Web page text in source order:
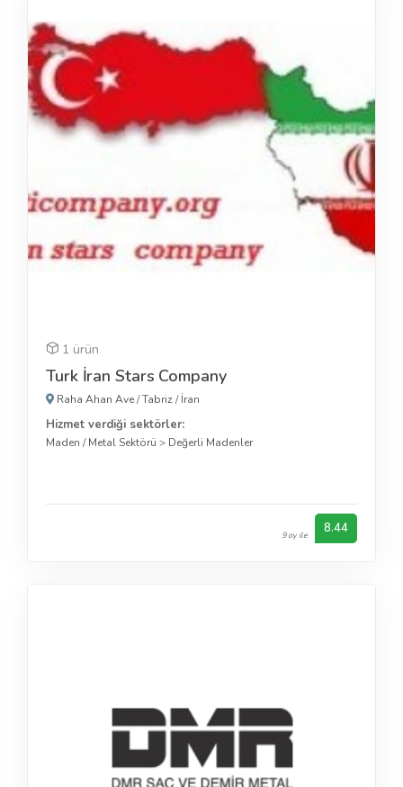
1 ürün
Turk İran Stars Company
Raha Ahan Ave/Tabriz/İran
Hizmet verdiği sektörler:
Maden / Metal Sektörü > Değerli Madenler
9 oy ile 8.44